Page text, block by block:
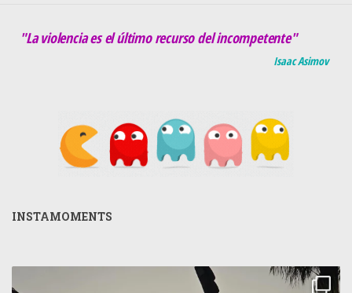
"La violencia es el último recurso del incompetente"
Isaac Asimov
INSTAMOMENTS